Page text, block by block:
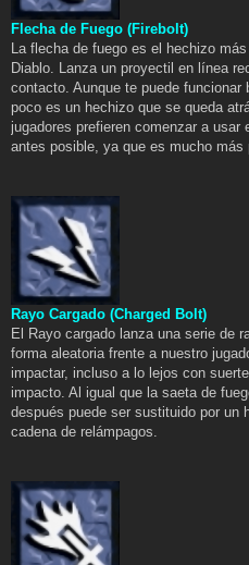
Flecha de Fuego (Firebolt)
La flecha de fuego es el hechizo
Diablo. Lanza un proyectil en línea
contacto. Aunque te puede
poco es un hechizo que se queda
jugadores prefieren comenzar a
antes posible, ya que es mucho más
Rayo Cargado (Charged Bolt)
El Rayo cargado lanza una serie de
forma aleatoria frente a nuestro
impactar, incluso a lo lejos con
impacto. Al igual que la saeta de
después puede ser sustituido por un
cadena de relámpagos.